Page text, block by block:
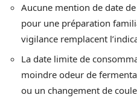
Aucune mention de date
pour une préparation
vigilance remplacent
La date limite de
moindre odeur de
ou un changement de